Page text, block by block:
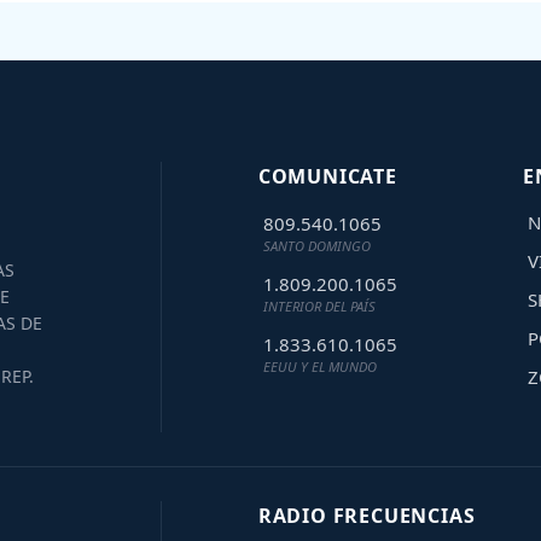
DE
COMUNICATE
809.540.1065
SANTO DOMINGO
1.809.200.1065
INTERIOR DEL PAÍS
1.833.610.1065
EEUU Y EL MUNDO
RADIO FRECUENCIAS